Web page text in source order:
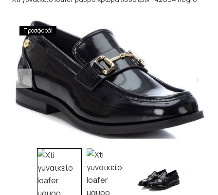
Προσφορά!